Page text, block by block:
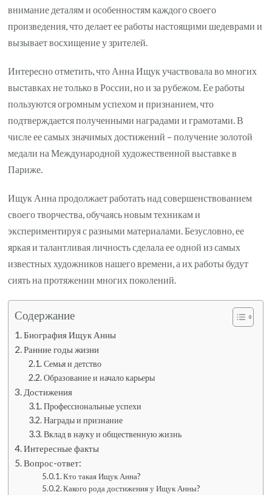
внимание деталям и особенностям каждого своего
произведения, что делает ее работы настоящими шедеврами и
вызывает восхищение у зрителей.
Интересно отметить, что Анна Ищук участвовала во многих
выставках не только в России, но и за рубежом. Ее работы
пользуются огромным успехом и признанием, что
подтверждается полученными наградами и грамотами. В
числе ее самых значимых достижений – получение золотой
медали на Международной художественной выставке в
Париже.
Ищук Анна продолжает работать над совершенствованием
своего творчества, обучаясь новым техникам и
экспериментируя с разными материалами. Безусловно, ее
яркая и талантливая личность сделала ее одной из самых
известных художников нашего времени, а их работы будут
сиять на протяжении многих поколений.
Содержание
Биография Ищук Анны
Ранние годы жизни
Семья и детство
Образование и начало карьеры
Достижения
Профессиональные успехи
Награды и признание
Вклад в науку и общественную жизнь
Интересные факты
Вопрос-ответ:
Кто такая Ищук Анна?
Какого рода достижения у Ищук Анны?